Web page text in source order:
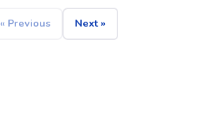
« Previous Next »